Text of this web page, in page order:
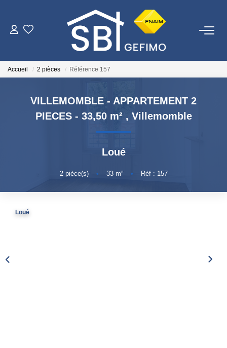
ACHETER
ESTIMER
NOTRE AGENCE
Accueil 2 pièces Référence 157
VILLEMOMBLE - APPARTEMENT 2
PIECES - 33,50 m² , Villemomble
Loué
2pièce(s) • 33m² • Réf : 157
Loué